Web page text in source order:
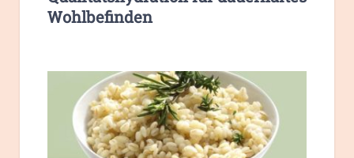
Wohlbefinden